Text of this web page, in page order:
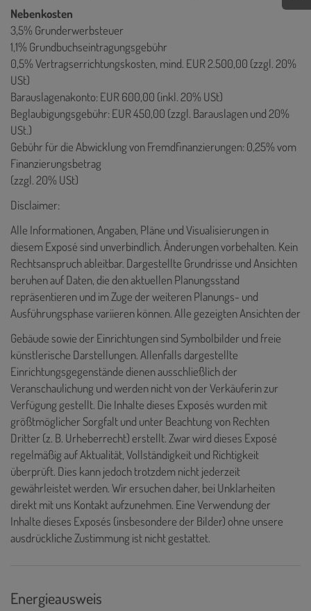
Nebenkosten
3,5% Grunderwerbsteuer
1,1% Grundbuchseintragungsgebühr
0,5% Vertragserrichtungskosten, mind. EUR 2.500,00 (zzgl. 20%
USt)
Barauslagenakonto: EUR 600,00 (inkl. 20% USt)
Beglaubigungsgebühr: EUR 450,00 (zzgl. Barauslagen und 20%
USt.)
Gebühr für die Abwicklung von Fremdfinanzierungen: 0,25% vom
Finanzierungsbetrag
(zzgl. 20% USt)
Disclaimer:
Alle Informationen, Angaben, Pläne und Visualisierungen in
diesem Exposé sind unverbindlich. Änderungen vorbehalten. Kein
Rechtsanspruch ableitbar. Dargestellte Grundrisse und Ansichten
beruhen auf Daten, die den aktuellen Planungsstand
repräsentieren und im Zuge der weiteren Planungs- und
Ausführungsphase variieren können. Alle gezeigten Ansichten der
Gebäude sowie der Einrichtungen sind Symbolbilder und freie
künstlerische Darstellungen. Allenfalls dargestellte
Einrichtungsgegenstände dienen ausschließlich der
Veranschaulichung und werden nicht von der Verkäuferin zur
Verfügung gestellt. Die Inhalte dieses Exposés wurden mit
größtmöglicher Sorgfalt und unter Beachtung von Rechten
Dritter (z. B. Urheberrecht) erstellt. Zwar wird dieses Exposé
regelmäßig auf Aktualität, Vollständigkeit und Richtigkeit
überprüft. Dies kann jedoch trotzdem nicht jederzeit
gewährleistet werden. Wir ersuchen daher, bei Unklarheiten
direkt mit uns Kontakt aufzunehmen. Eine Verwendung der
Inhalte dieses Exposés (insbesondere der Bilder) ohne unsere
ausdrückliche Zustimmung ist nicht gestattet.
Energieausweis